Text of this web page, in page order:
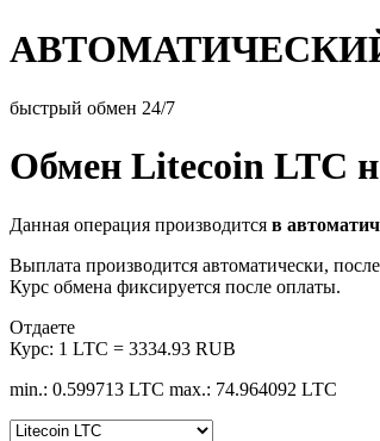
быстрый обмен 24/7
Обмен Litecoin LTC
Данная операция производится в
Выплата производится автоматически,
Курс обмена фиксируется после оплаты.
Отдаете
Курс: 1 LTC = 3334.93 RUB
min.: 0.599713 LTC max.: 74.964092 LTC